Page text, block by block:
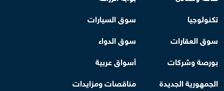
تكنولوجيا
سوق السيارات
سوق العقارات
سوق الدواء
بورصة وشركات
أسواق عربية
الجمهورية الجديدة
مناقصات ومزايدات